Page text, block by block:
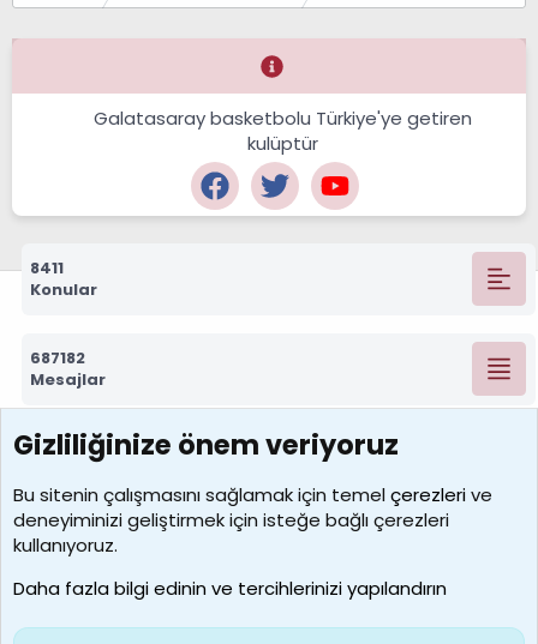
Galatasaray basketbolu Türkiye'ye getiren
kulüptür
8411
Konular
687182
Mesajlar
7388
Kullanıcılar
borabekirogluu
Son üye
Çerezler
Gizliliğinize önem veriyoruz
Bu sitenin çalışmasını sağlamak için temelçerezlerive
deneyiminizi geliştirmek için isteğe bağlı çerezleri
kullanıyoruz.
Daha fazla bilgi edinin ve tercihlerinizi yapılandırın